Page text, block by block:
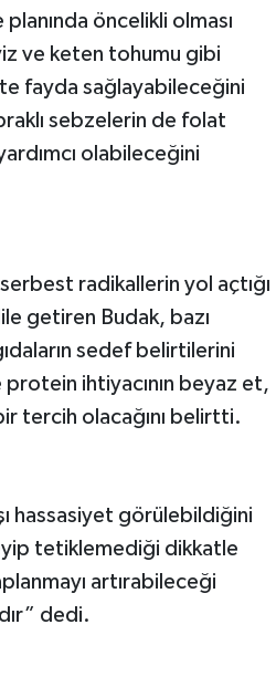
öncelikli olması
ve keten tohumu gibi
fayda sağlayabileceğini
sebzelerin de folat
olabileceğini
radikallerin yol açtığı
getiren Budak, bazı
sedef belirtilerini
ihtiyacının beyaz et,
tercih olacağını belirtti.
hassasiyet görülebildiğini
tetiklemediği dikkatle
artırabileceği
dedi.